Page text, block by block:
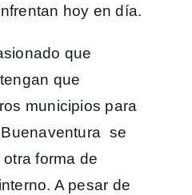
hoy en día.
que
que
municipios para
se
forma de
A pesar de